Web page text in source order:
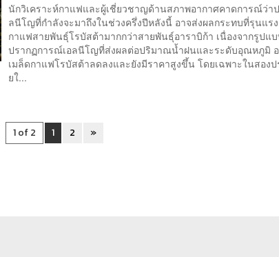
นักวิเคราะห์กาแฟและผู้เชี่ยวชาญด้านสภาพอากาศคาดการณ์ว่า
ลนีโญที่กำลังจะมาถึงในช่วงครึ่งปีหลังนี้ อาจส่งผลกระทบที่รุนแร
กาแฟสายพันธุ์โรบัสต้ามากกว่าสายพันธุ์อาราบิก้า เนื่องจากรูปแ
ปรากฏการณ์เอลนีโญที่ส่งผลต่อปริมาณน้ำฝนและระดับอุณหภูมิ
เมล็ดกาแฟโรบัสต้าลดลงและยังมีราคาสูงขึ้น โดยเฉพาะในสองป
ยใ...
1 of 2 1 2 »